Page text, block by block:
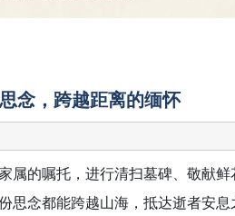
念，跨越距离的缅怀
的嘱托，进行清扫墓碑、敬献
念都能跨越山海，抵达逝者安息